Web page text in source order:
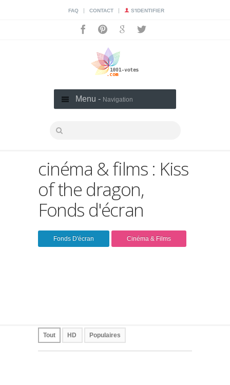
FAQ | CONTACT | S'IDENTIFIER
Menu - Navigation
cinéma & films : Kiss
of the dragon,
Fonds d'écran
Fonds D'écran Cinéma & Films
Tout HD Populaires